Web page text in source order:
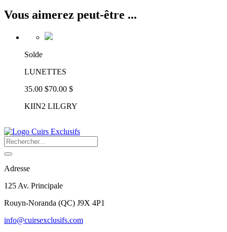
Vous aimerez peut-être ...
Solde
LUNETTES
35.00 $70.00 $
KIIN2 LILGRY
Adresse
125 Av. Principale
Rouyn-Noranda (QC) J9X 4P1
info@cuirsexclusifs.com